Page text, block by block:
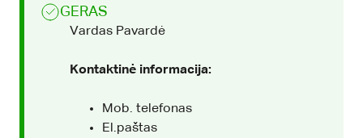
GERAS
Vardas Pavardė
Kontaktinė informacija:
Mob. telefonas
El.paštas